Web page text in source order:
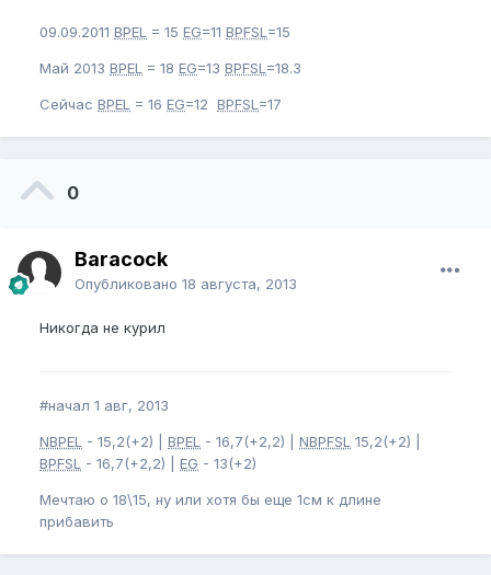
09.09.2011 BPEL = 15 EG=11 BPFSL =15
Май 2013 BPEL = 18 EG=13 BPFSL =18.3
Сейчас BPEL = 16 EG=12 BPFSL =17
0
Baracock
Опубликовано 18 августа, 2013
Никогда не курил
#начал 1 авг, 2013
NBPEL - 15,2(+2) | BPEL - 16,7(+2,2) | NBPFSL 15,2(+2) |
BPFSL
- 16,7(+2,2) | EG - 13(+2)
Мечтаю о 18\15, ну или хотя бы еще 1см к длине
прибавить